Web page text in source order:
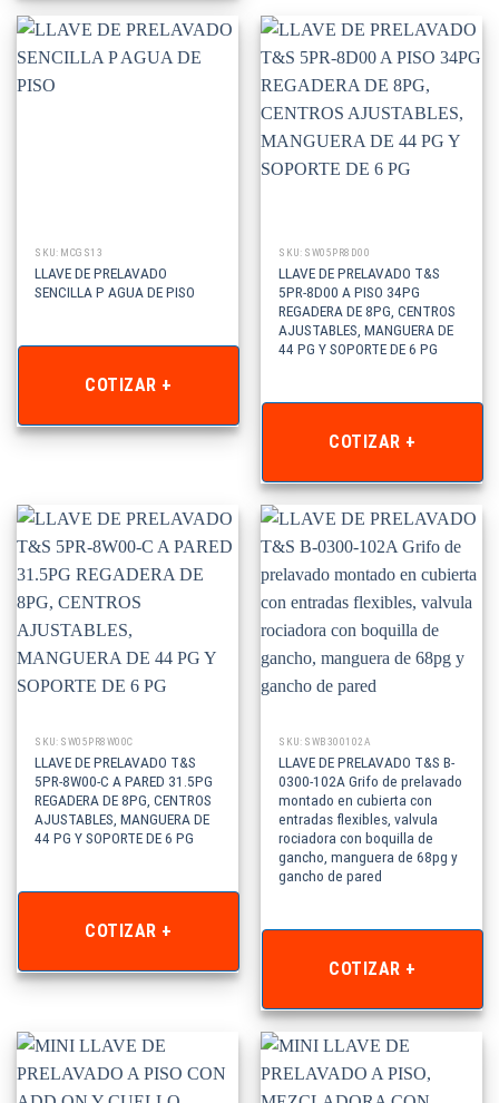
SKU: MCGS13
LLAVE DE PRELAVADO
SENCILLA P AGUA DE PISO
COTIZAR +
SKU: SW05PR8D00
LLAVE DE PRELAVADO T&S
5PR-8D00 A PISO 34PG
REGADERA DE 8PG, CENTROS
AJUSTABLES, MANGUERA DE
44 PG Y SOPORTE DE 6 PG
COTIZAR +
SKU: SW05PR8W00C
LLAVE DE PRELAVADO T&S
5PR-8W00-C A PARED 31.5PG
REGADERA DE 8PG, CENTROS
AJUSTABLES, MANGUERA DE
44 PG Y SOPORTE DE 6 PG
COTIZAR +
SKU: SWB300102A
LLAVE DE PRELAVADO T&S B-
0300-102A Grifo de prelavado
montado en cubierta con
entradas flexibles, valvula
rociadora con boquilla de
gancho, manguera de 68pg y
gancho de pared
COTIZAR +